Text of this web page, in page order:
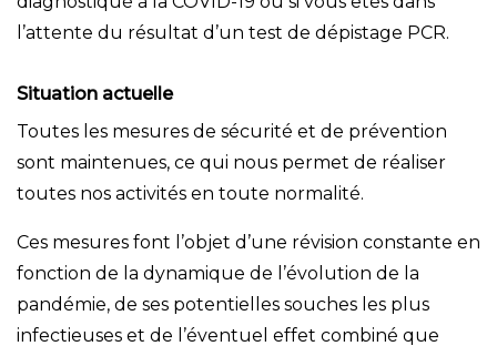
l’attente du résultat d’un test de dépistage PCR.
Situation actuelle
Toutes les mesures de sécurité et de prévention
sont maintenues, ce qui nous permet de réaliser
toutes nos activités en toute normalité.
Ces mesures font l’objet d’une révision constante en
fonction de la dynamique de l’évolution de la
pandémie, de ses potentielles souches les plus
infectieuses et de l’éventuel effet combiné que